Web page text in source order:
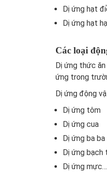
Dị ứng hạt
Dị ứng hạt
Các loại
Dị ứng thức ăn
ứng trong
Dị ứng động
Dị ứng tôm
Dị ứng cua
Dị ứng ba ba
Dị ứng bạch
Dị ứng mực…